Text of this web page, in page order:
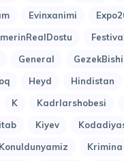
Evinxanimi
General
Heyd Hindistan
K Kadrlarshobesi
Kiyev
Konuldunyamiz Krimina